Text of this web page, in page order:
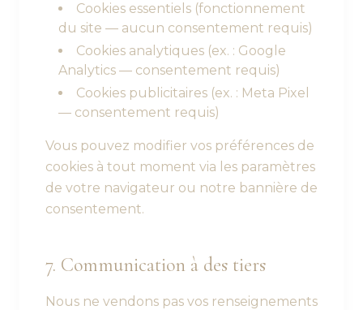
Cookies essentiels (fonctionnement
du site — aucun consentement requis)
Cookies analytiques (ex. : Google
Analytics — consentement requis)
Cookies publicitaires (ex. : Meta Pixel
— consentement requis)
Vous pouvez modifier vos préférences de
cookies à tout moment via les paramètres
de votre navigateur ou notre bannière de
consentement.
7. Communication à des tiers
Nous ne vendons pas vos renseignements